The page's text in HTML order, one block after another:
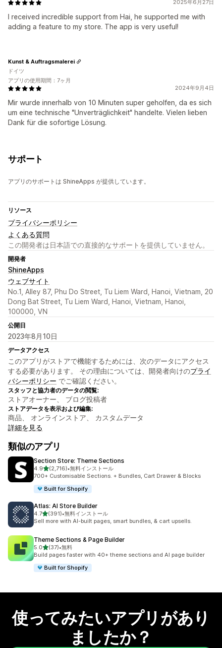
2025年6月27日
I received incredible support from Hai, he supported me with
adding a feature to my store. The app is very useful!
2024年9月4日
Mir wurde innerhalb von 10 Minuten super geholfen, da es sich
um eine technische "Unverträglichkeit" handelte. Vielen lieben
Dank für die sofortige Lösung.
Kunst & Auftragsmalerei
ドイツ
アプリの使用期間：7ヶ月
サポート
アプリのサポートは ShineApps が提供しています。
リソース
プライバシーポリシー
よくある質問
この開発者は日本語での直接的なサポートを提供していません。
開発者
ShineApps
ウェブサイト
No.1, Alley 87, Phu Do Street, Tu Liem Ward, Hanoi, Vietnam, 20
Dong Bat Street, Tu Liem Ward, Hanoi, Vietnam, Hanoi,
100000, VN
公開日
2023年8月10日
データアクセス
このアプリがストアで機能するためには、次のデータにアクセス
する必要があります。 その理由については、開発者向けのプライ
バシーポリシー でご確認ください。
スタッフと協力者のデータの閲覧:
ストアオーナー、 ブログ投稿者
ストアデータを表示および編集:
商品、 オンラインストア、 カスタムデータ
詳細を見る
類似のアプリ
Section Store: Theme Sections
4.95つ星中
(2,716)
合計レビュー数：2716件
•無料インストール
700+ Customisable Sections. + Bundles, Cart Drawer & Blocks
Built for Shopify
Atlas: AI Store Builder
4.75つ星中
(391)
合計レビュー数：391件
•無料インストール
Sell more with AI-built pages, smart bundles, & cart upsells.
Theme Sections & Page Builder
5.05つ星中
(37)
合計レビュー数：37件
•無料
Build pages faster with 40+ theme sections and AI page builder
Built for Shopify
使ってみたいアプリがあり
ましたか？